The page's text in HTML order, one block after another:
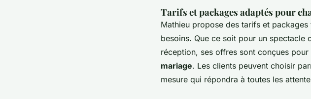
Tarifs et packages adaptés pour
Mathieu propose des tarifs et
besoins. Que ce soit pour un spectacle
réception, ses offres sont conçues
mariage. Les clients peuvent choisir
mesure qui répondra à toutes les